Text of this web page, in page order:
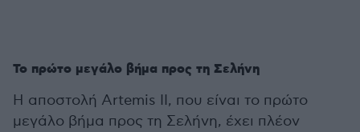
Το πρώτο μεγάλο βήμα προς τη Σελήνη
Η αποστολή Artemis II, που είναι το πρώτο
μεγάλο βήμα προς τη Σελήνη, έχει πλέον